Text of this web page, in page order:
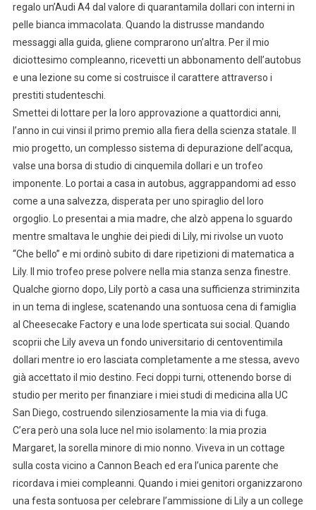
regalo un’Audi A4 dal valore di quarantamila dollari con interni in
pelle bianca immacolata. Quando la distrusse mandando
messaggi alla guida, gliene comprarono un’altra. Per il mio
diciottesimo compleanno, ricevetti un abbonamento dell’autobus
e una lezione su come si costruisce il carattere attraverso i
prestiti studenteschi.
Smettei di lottare per la loro approvazione a quattordici anni,
l’anno in cui vinsi il primo premio alla fiera della scienza statale. Il
mio progetto, un complesso sistema di depurazione dell’acqua,
valse una borsa di studio di cinquemila dollari e un trofeo
imponente. Lo portai a casa in autobus, aggrappandomi ad esso
come a una salvezza, disperata per uno spiraglio del loro
orgoglio. Lo presentai a mia madre, che alzò appena lo sguardo
mentre smaltava le unghie dei piedi di Lily, mi rivolse un vuoto
“Che bello” e mi ordinò subito di dare ripetizioni di matematica a
Lily. Il mio trofeo prese polvere nella mia stanza senza finestre.
Qualche giorno dopo, Lily portò a casa una sufficienza striminzita
in un tema di inglese, scatenando una sontuosa cena di famiglia
al Cheesecake Factory e una lode sperticata sui social. Quando
scoprii che Lily aveva un fondo universitario di centoventimila
dollari mentre io ero lasciata completamente a me stessa, avevo
già accettato il mio destino. Feci doppi turni, ottenendo borse di
studio per merito per finanziare i miei studi di medicina alla UC
San Diego, costruendo silenziosamente la mia via di fuga.
C’era però una sola luce nel mio isolamento: la mia prozia
Margaret, la sorella minore di mio nonno. Viveva in un cottage
sulla costa vicino a Cannon Beach ed era l’unica parente che
ricordava i miei compleanni. Quando i miei genitori organizzarono
una festa sontuosa per celebrare l’ammissione di Lily a un college